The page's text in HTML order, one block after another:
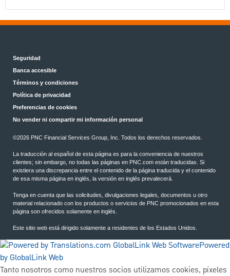
Seguridad
Banca accesible
Términos y condiciones
Política de privacidad
Preferencias de cookies
No vender ni compartir mi información personal
©2026 PNC Financial Services Group, Inc. Todos los derechos reservados.
La traducción al español de esta página es para la conveniencia de nuestros
clientes; sin embargo, no todas las páginas en PNC.com están traducidas. Si
existiera una discrepancia entre el contenido de la página traducida y el contenido
de esa misma página en inglés, la versión en inglés prevalecerá.
Tenga en cuenta que las solicitudes, divulgaciones legales, documentos u otro
material relacionado con los productos o servicios de PNC promocionados en esta
página son ofrecidos solamente en inglés.
Este sitio web está dirigido solamente a residentes de los Estados Unidos.
Powered
by GlobalLink Web
Tanto nosotros como nuestros socios utilizamos cookies, píxeles